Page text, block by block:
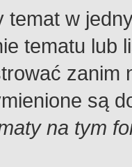
temat w
tematu lub
są
na tym